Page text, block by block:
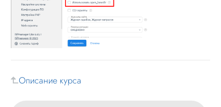
Вопросы по установке
Обновление
Лицензионное соглашение
Данные
Дизайн
Описание курса